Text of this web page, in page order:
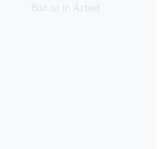
Bild ist in Arbeit